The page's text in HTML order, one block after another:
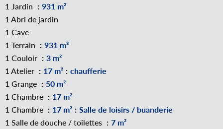
1 Jardin
931 m²
1 Abri de jardin
1 Cave
1 Terrain
931 m²
1 Couloir
3 m²
1 Atelier
17 m²
chaufferie
1 Grange
50 m²
1 Chambre
17 m²
1 Chambre
17 m²
Salle de loisirs / buanderie
1 Salle de douche / toilettes
7 m²